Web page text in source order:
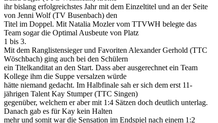
ihr bislang erfolgreichstes Jahr mit dem Einzeltitel und an der Seite
von Jenni Wolf (TV Busenbach) den
Titel im Doppel. Mit Natalia Mozler vom TTVWH belegte das
Team sogar die Optimal Ausbeute von Platz
1 bis 3.
Mit dem Ranglistensieger und Favoriten Alexander Gerhold (TTC
Wöschbach) ging auch bei den Schülern
ein Titelkanditat an den Start. Dass aber ausgerechnet ein Team
Kollege ihm die Suppe versalzen würde
hätte niemand gedacht. Im Halbfinale sah er sich dem erst 11-
jährigen Talent Kay Stumper (TTC Singen)
gegenüber, welchem er aber mit 1:4 Sätzen doch deutlich unterlag.
Danach gab es für Kay kein Halten
mehr und somit war die Sensation im Endspiel nach einem 1:2